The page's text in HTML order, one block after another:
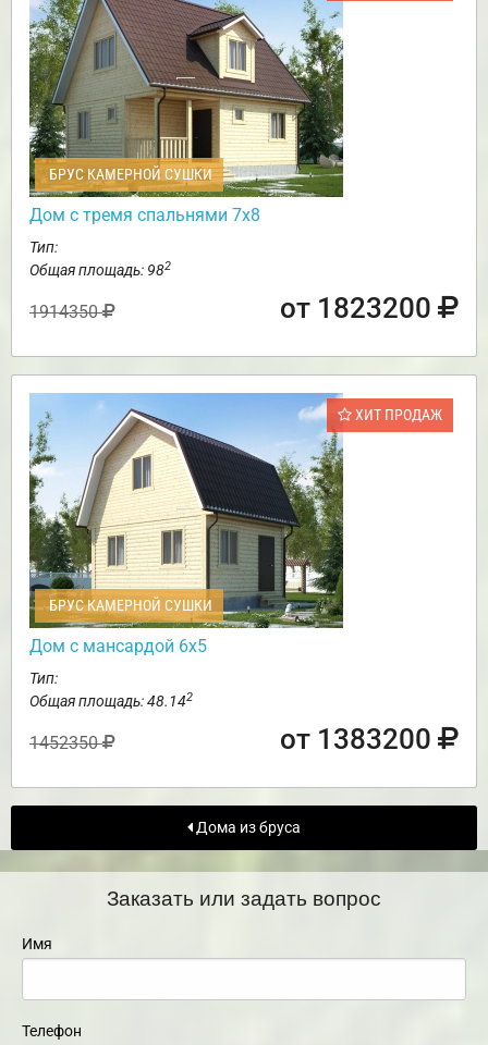
БРУС КАМЕРНОЙ СУШКИ
Дом с тремя спальнями 7х8
Тип:
Общая площадь: 982
1914350 от 1823200
ХИТ ПРОДАЖ
БРУС КАМЕРНОЙ СУШКИ
Дом с мансардой 6х5
Тип:
Общая площадь: 48.142
1452350 от 1383200
Дома из бруса
Заказать или задать вопрос
Имя
Телефон